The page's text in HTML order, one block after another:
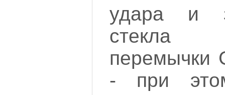
удара и
стекла
перемычки
- при